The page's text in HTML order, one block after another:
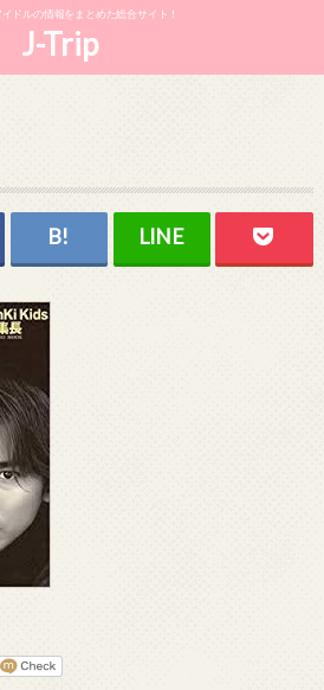
ドルの情報をまとめた総合サイト！
J-Trip